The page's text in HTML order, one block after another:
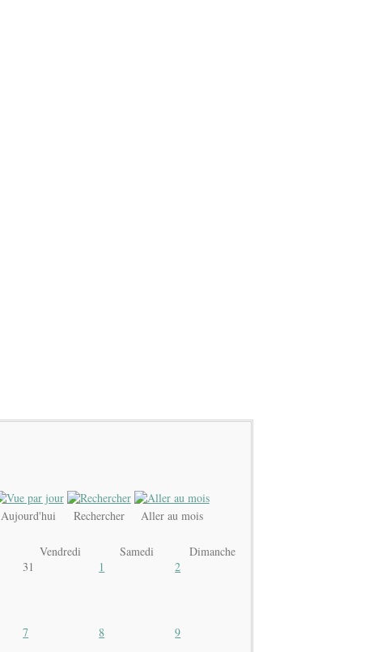
Aujourd'hui Rechercher
Aller au mois
Vendredi Samedi
Dimanche
31 1 2
7 8 9